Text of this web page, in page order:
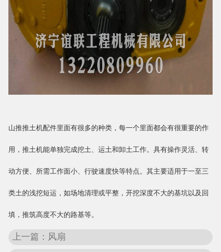
山推推土机配件里面有很多的种类，每一个里面都会有很重要的作
用，推土机能单独完成挖土、运土和卸土工作。具有操作灵活、转
动方便、所需工作面小、行驶速度快等特点。其主要适用于一至三
类土的浅挖短运，如场地清理或平整，开挖深度不大的基坑以及回
填，推筑高度不大的路基等。
上一篇：风扇